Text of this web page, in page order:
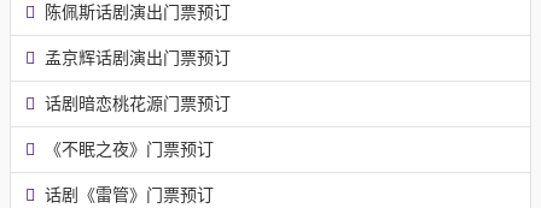
陈佩斯话剧演出门票预订
孟京辉话剧演出门票预订
话剧暗恋桃花源门票预订
《不眠之夜》门票预订
话剧《雷管》门票预订